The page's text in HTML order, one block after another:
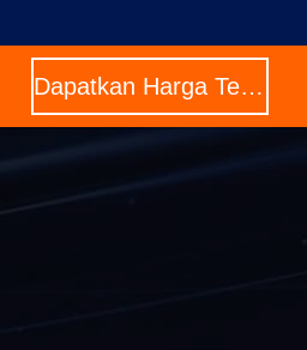
Dapatkan Harga Terbaik